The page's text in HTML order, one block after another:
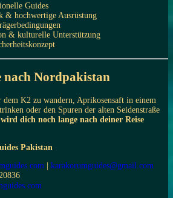
Guides
& hochwertige Ausrüstung
& kulturelle Unterstützung
nach Nordpakistan
K2 zu wandern, Aprikosensaft in einem
oder den Spuren der alten Seidenstraße
dich noch lange nach deiner Reise
Pakistan
| karakorumguides@gmail.com